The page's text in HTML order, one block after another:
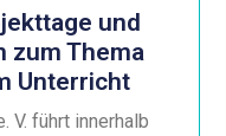
und
Thema
Unterricht
V. führt innerhalb